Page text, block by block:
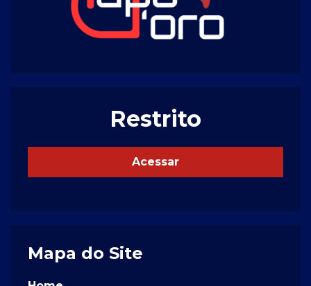
Restrito
Acessar
Mapa do Site